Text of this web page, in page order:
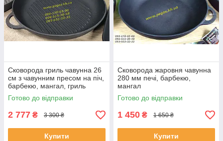
Сковорода гриль чавунна 26
см з чавунним пресом на піч,
барбекю, мангал, гриль
Готово до відправки
2 777 ₴ 3 300 ₴
Купити
Сковорода жаровня чавунна
280 мм печі, барбекю,
мангал
Готово до відправки
1 450 ₴ 1 650 ₴
Купити